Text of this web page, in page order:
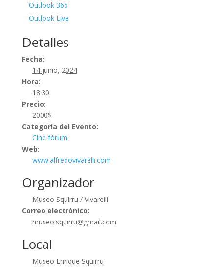
Outlook 365
Outlook Live
Detalles
Fecha:
14 junio, 2024
Hora:
18:30
Precio:
2000$
Categoría del Evento:
Cine fórum
Web:
www.alfredovivarelli.com
Organizador
Museo Squirru / Vivarelli
Correo electrónico:
museo.squirru@gmail.com
Local
Museo Enrique Squirru